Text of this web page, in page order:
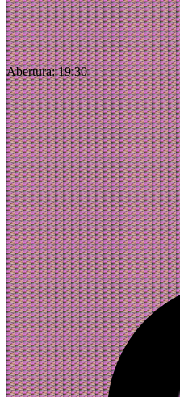
Abertura:19:30